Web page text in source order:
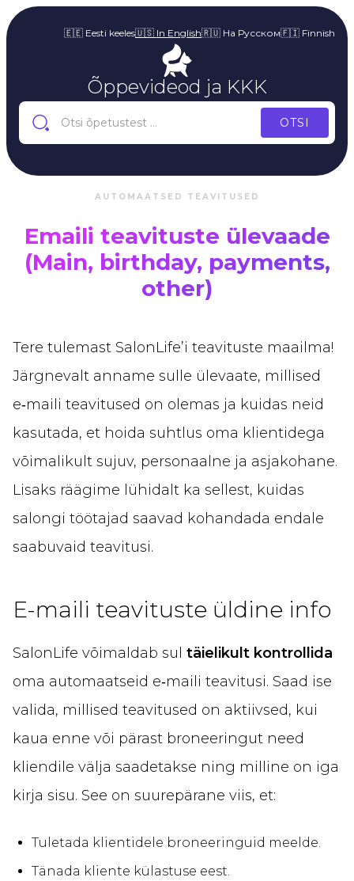
🇪🇪 Eesti keeles🇺🇸 In English🇷🇺 На Русском🇫🇮 Finnish
Õppevideod ja KKK
AUTOMAATSED TEAVITUSED
Emaili teavituste ülevaade
(Main, birthday, payments,
other)
Tere tulemast SalonLife’i teavituste maailma!
Järgnevalt anname sulle ülevaate, millised
e‑maili teavitused on olemas ja kuidas neid
kasutada, et hoida suhtlus oma klientidega
võimalikult sujuv, personaalne ja asjakohane.
Lisaks räägime lühidalt ka sellest, kuidas
salongi töötajad saavad kohandada endale
saabuvaid teavitusi.
E-maili teavituste üldine info
SalonLife võimaldab sul täielikult kontrollida
oma automaatseid e‑maili teavitusi. Saad ise
valida, millised teavitused on aktiivsed, kui
kaua enne või pärast broneeringut need
kliendile välja saadetakse ning milline on iga
kirja sisu. See on suurepärane viis, et:
Tuletada klientidele broneeringuid meelde.
Tänada kliente külastuse eest.